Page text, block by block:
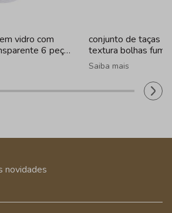
vidro com
6 peças
conjunto de taças
textura bolhas
260ml
Saiba mais
novidades